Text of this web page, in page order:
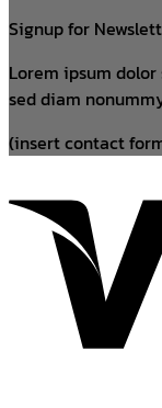
Signup for
Lorem ipsum
sed diam
(insert contact